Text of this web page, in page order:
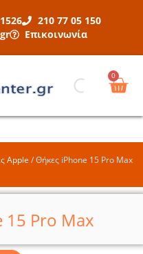
210 77 05 150
Επικοινωνία
0
Apple /Θήκες iPhone 15 Pro Max
15 Pro Max